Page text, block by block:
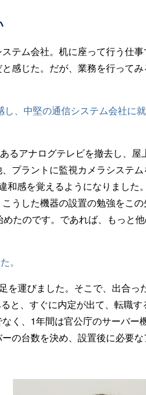
テム会社。机に座って行う仕事
感じた。だが、業務を行って
、中堅の通信システム会社に
るアナログテレビを撤去し、屋
プラントに監視カメラシステ
和感を覚えるようになりました
うした機器の設置の勉強をこの
たのです。であれば、もっと
。
を運びました。そこで、出合っ
と、すぐに内定が出て、転職す
く、1年間は官公庁のサーバー
の台数を決め、設置後に必要